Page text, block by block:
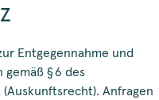
Entgegennahme und
§ 6 des
(Auskunftsrecht). Anfragen